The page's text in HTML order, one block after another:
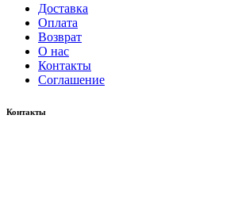
Доставка
Оплата
Возврат
О нас
Контакты
Соглашение
Контакты